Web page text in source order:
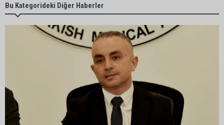
Bu Kategorideki Diğer Haberler